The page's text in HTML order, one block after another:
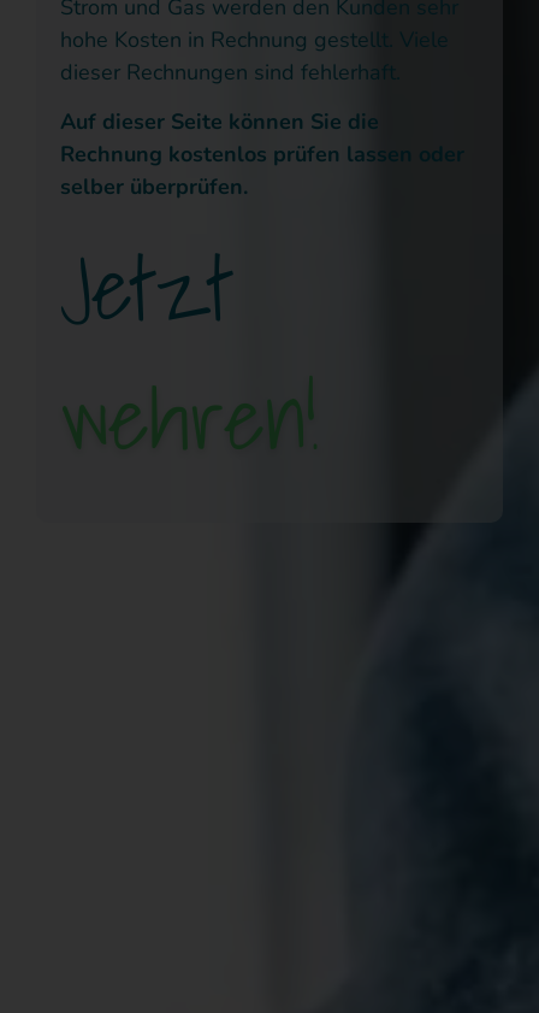
Strom und Gas werden den Kunden sehr
hohe Kosten in Rechnung gestellt. Viele
dieser Rechnungen sind fehlerhaft.
Auf dieser Seite können Sie die
Rechnung kostenlos prüfen lassen oder
selber überprüfen.
Jetzt
wehren!